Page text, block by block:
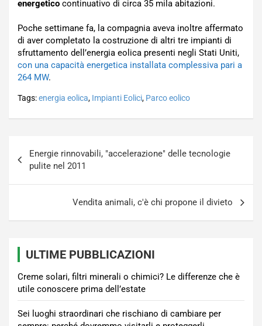
energetico continuativo di circa 35 mila abitazioni.
Poche settimane fa, la compagnia aveva inoltre affermato
di aver completato la costruzione di altri tre impianti di
sfruttamento dell’energia eolica presenti negli Stati Uniti,
con una capacità energetica installata complessiva pari a
264 MW.
Tags:energia eolica, Impianti Eolici, Parco eolico
articoli
Energie rinnovabili, "accelerazione" delle tecnologie
pulite nel 2011
Vendita animali, c'è chi propone il divieto
ULTIME PUBBLICAZIONI
Creme solari, filtri minerali o chimici? Le differenze che è
utile conoscere prima dell’estate
Sei luoghi straordinari che rischiano di cambiare per